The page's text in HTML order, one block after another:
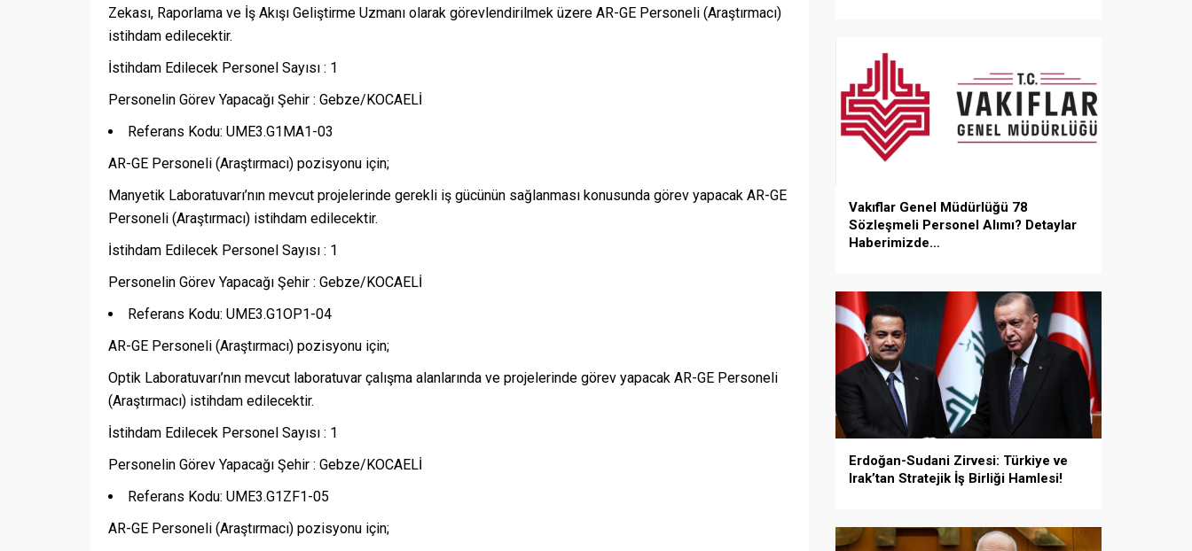
Zekası, Raporlama ve İş Akışı Geliştirme Uzmanı olarak görevlendirilmek üzere AR-GE Personeli (Araştırmacı)
istihdam edilecektir.
İstihdam Edilecek Personel Sayısı : 1
Personelin Görev Yapacağı Şehir : Gebze/KOCAELİ
Referans Kodu: UME3.G1MA1-03
AR-GE Personeli (Araştırmacı) pozisyonu için;
Manyetik Laboratuvarı’nın mevcut projelerinde gerekli iş gücünün sağlanması konusunda görev yapacak AR-GE
Personeli (Araştırmacı) istihdam edilecektir.
İstihdam Edilecek Personel Sayısı : 1
Personelin Görev Yapacağı Şehir : Gebze/KOCAELİ
Referans Kodu: UME3.G1OP1-04
AR-GE Personeli (Araştırmacı) pozisyonu için;
Optik Laboratuvarı’nın mevcut laboratuvar çalışma alanlarında ve projelerinde görev yapacak AR-GE Personeli
(Araştırmacı) istihdam edilecektir.
İstihdam Edilecek Personel Sayısı : 1
Personelin Görev Yapacağı Şehir : Gebze/KOCAELİ
Referans Kodu: UME3.G1ZF1-05
AR-GE Personeli (Araştırmacı) pozisyonu için;
Vakıflar Genel Müdürlüğü 78
Sözleşmeli Personel Alımı? Detaylar
Haberimizde…
Erdoğan-Sudani Zirvesi: Türkiye ve
Irak’tan Stratejik İş Birliği Hamlesi!